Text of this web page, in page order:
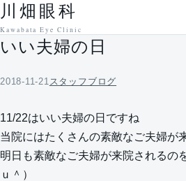
本文へ移動
川畑眼科
Kawabata Eye Clinic
いい夫婦の日
2018-11-21 スタッフブログ
11/22はいい夫婦の日ですね
当院にはたくさんの素敵なご夫婦が
明日も素敵なご夫婦が来院されるの
ｕ＾）